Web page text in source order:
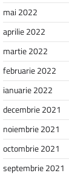
mai 2022
aprilie 2022
martie 2022
februarie 2022
ianuarie 2022
decembrie 2021
noiembrie 2021
octombrie 2021
septembrie 2021